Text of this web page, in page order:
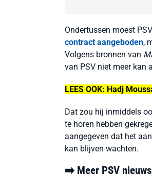
Ondertussen moest
contract aangeboden,
Volgens bronnen van
van PSV niet meer kan
LEES OOK: Hadj
Dat zou hij inmiddels
te horen hebben
aangegeven dat het
kan blijven wachten.
➡️ Meer PSV nieuws